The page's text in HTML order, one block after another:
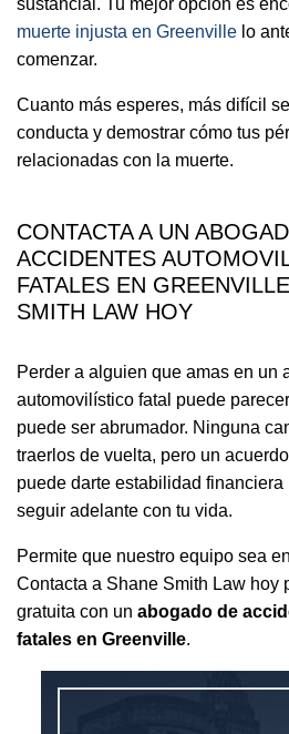
sustancial. Tu mejor opción es
muerte injusta en Greenville lo
comenzar.
Cuanto más esperes, más difícil
conducta y demostrar cómo tus
relacionadas con la muerte.
CONTACTA A UN
ACCIDENTES
FATALES EN
SMITH LAW HOY
Perder a alguien que amas en un
automovilístico fatal puede
puede ser abrumador. Ninguna
traerlos de vuelta, pero un
puede darte estabilidad financiera
seguir adelante con tu vida.
Permite que nuestro equipo sea
Contacta a Shane Smith Law hoy
gratuita con un abogado de
fatales en Greenville.